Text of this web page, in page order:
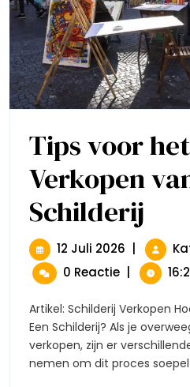
Tips voor
Verkopen
Schilderij
Van
12 Juli 2026 12
Juli
2026
0 Reactie
Artikel: Schilderij Verkopen Hoe Verkoop Je Succesvol
Een Schilderij? Als je
verkopen, zijn er
nemen om dit proces soepel